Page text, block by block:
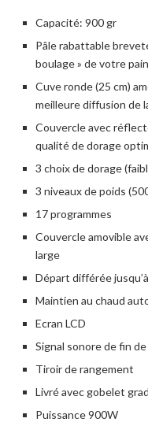
Capacité: 900 gr
Pâle rabattable
boulage » de votre
Cuve ronde (25 cm)
meilleure diffusion de
Couvercle avec
qualité de dorage
3 choix de dorage
3 niveaux de poids
17 programmes
Couvercle amovible
large
Départ différée
Maintien au chaud
Ecran LCD
Signal sonore de fin
Tiroir de rangement
Livré avec gobelet
Puissance 900W